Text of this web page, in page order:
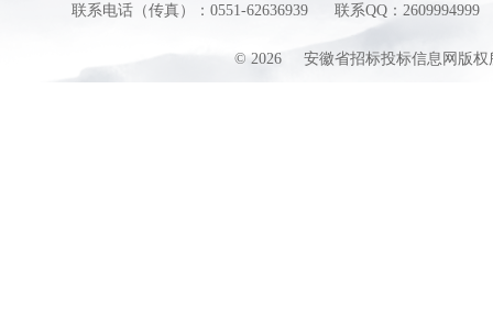
联系电话（传真）：0551-62636939
联系QQ：2609994999
© 2026 安徽省招标投标信息网版